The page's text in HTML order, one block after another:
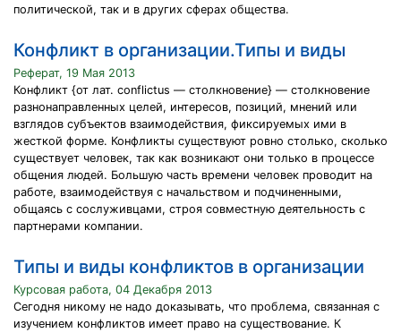
политической, так и в других сферах общества.
Конфликт в организации.Типы и виды
Реферат, 19 Мая 2013
Конфликт {от лат. conflictus — столкновение} — столкновение
разнонаправленных целей, интересов, позиций, мнений или
взглядов субъектов взаимодействия, фиксируемых ими в
жесткой форме. Конфликты существуют ровно столько, сколько
существует человек, так как возникают они только в процессе
общения людей. Большую часть времени человек проводит на
работе, взаимодействуя с начальством и подчиненными,
общаясь с сослуживцами, строя совместную деятельность с
партнерами компании.
Типы и виды конфликтов в организации
Курсовая работа, 04 Декабря 2013
Сегодня никому не надо доказывать, что проблема, связанная с
изучением конфликтов имеет право на существование. К